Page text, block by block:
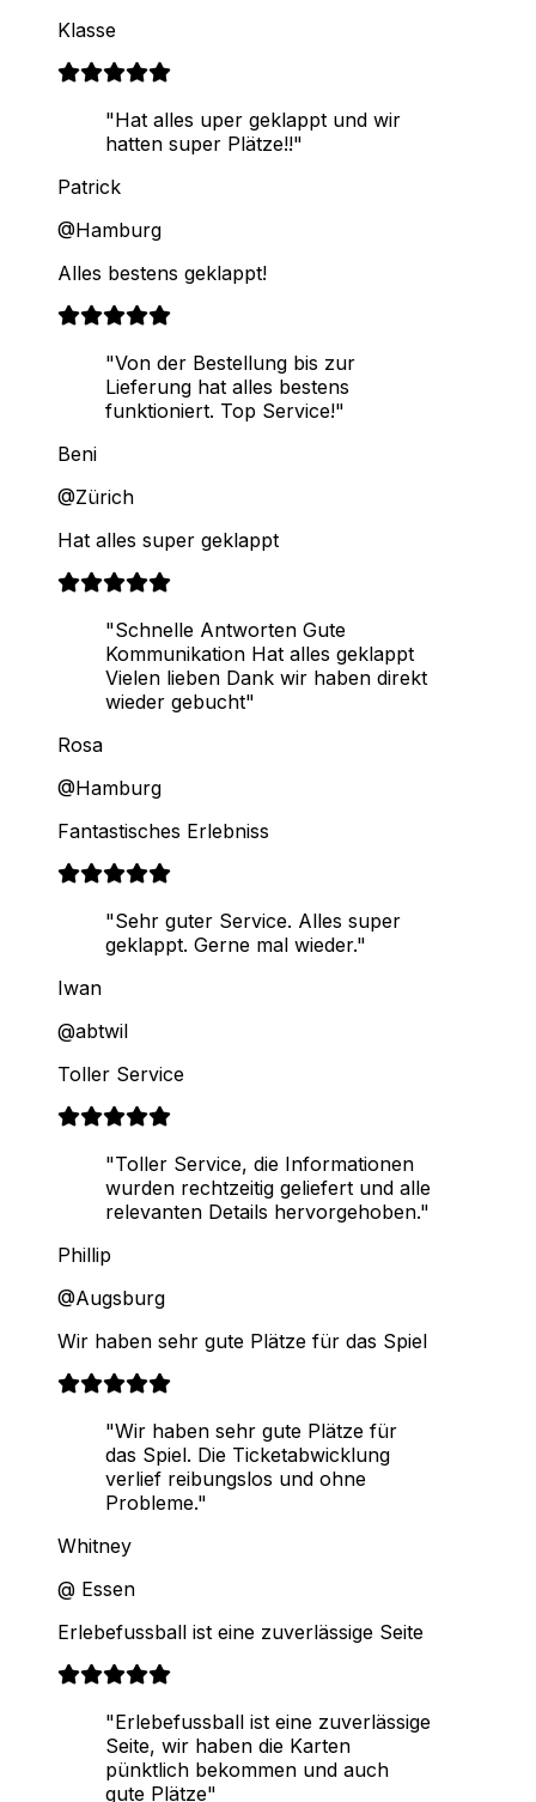
Klasse
"Hat alles uper geklappt und wir
hatten super Plätze!!"
Patrick
@Hamburg
Alles bestens geklappt!
"Von der Bestellung bis zur
Lieferung hat alles bestens
funktioniert. Top Service!"
Beni
@Zürich
Hat alles super geklappt
"Schnelle Antworten Gute
Kommunikation Hat alles geklappt
Vielen lieben Dank wir haben direkt
wieder gebucht"
Rosa
@Hamburg
Fantastisches Erlebniss
"Sehr guter Service. Alles super
geklappt. Gerne mal wieder."
Iwan
@abtwil
Toller Service
"Toller Service, die Informationen
wurden rechtzeitig geliefert und alle
relevanten Details hervorgehoben."
Phillip
@Augsburg
Wir haben sehr gute Plätze für das Spiel
"Wir haben sehr gute Plätze für
das Spiel. Die Ticketabwicklung
verlief reibungslos und ohne
Probleme."
Whitney
@ Essen
Erlebefussball ist eine zuverlässige Seite
"Erlebefussball ist eine zuverlässige
Seite, wir haben die Karten
pünktlich bekommen und auch
gute Plätze"